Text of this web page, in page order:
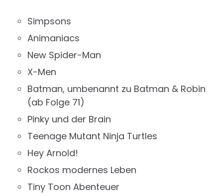
Simpsons
Animaniacs
New Spider-Man
X-Men
Batman, umbenannt zu Batman & Robin
(ab Folge 71)
Pinky und der Brain
Teenage Mutant Ninja Turtles
Hey Arnold!
Rockos modernes Leben
Tiny Toon Abenteuer